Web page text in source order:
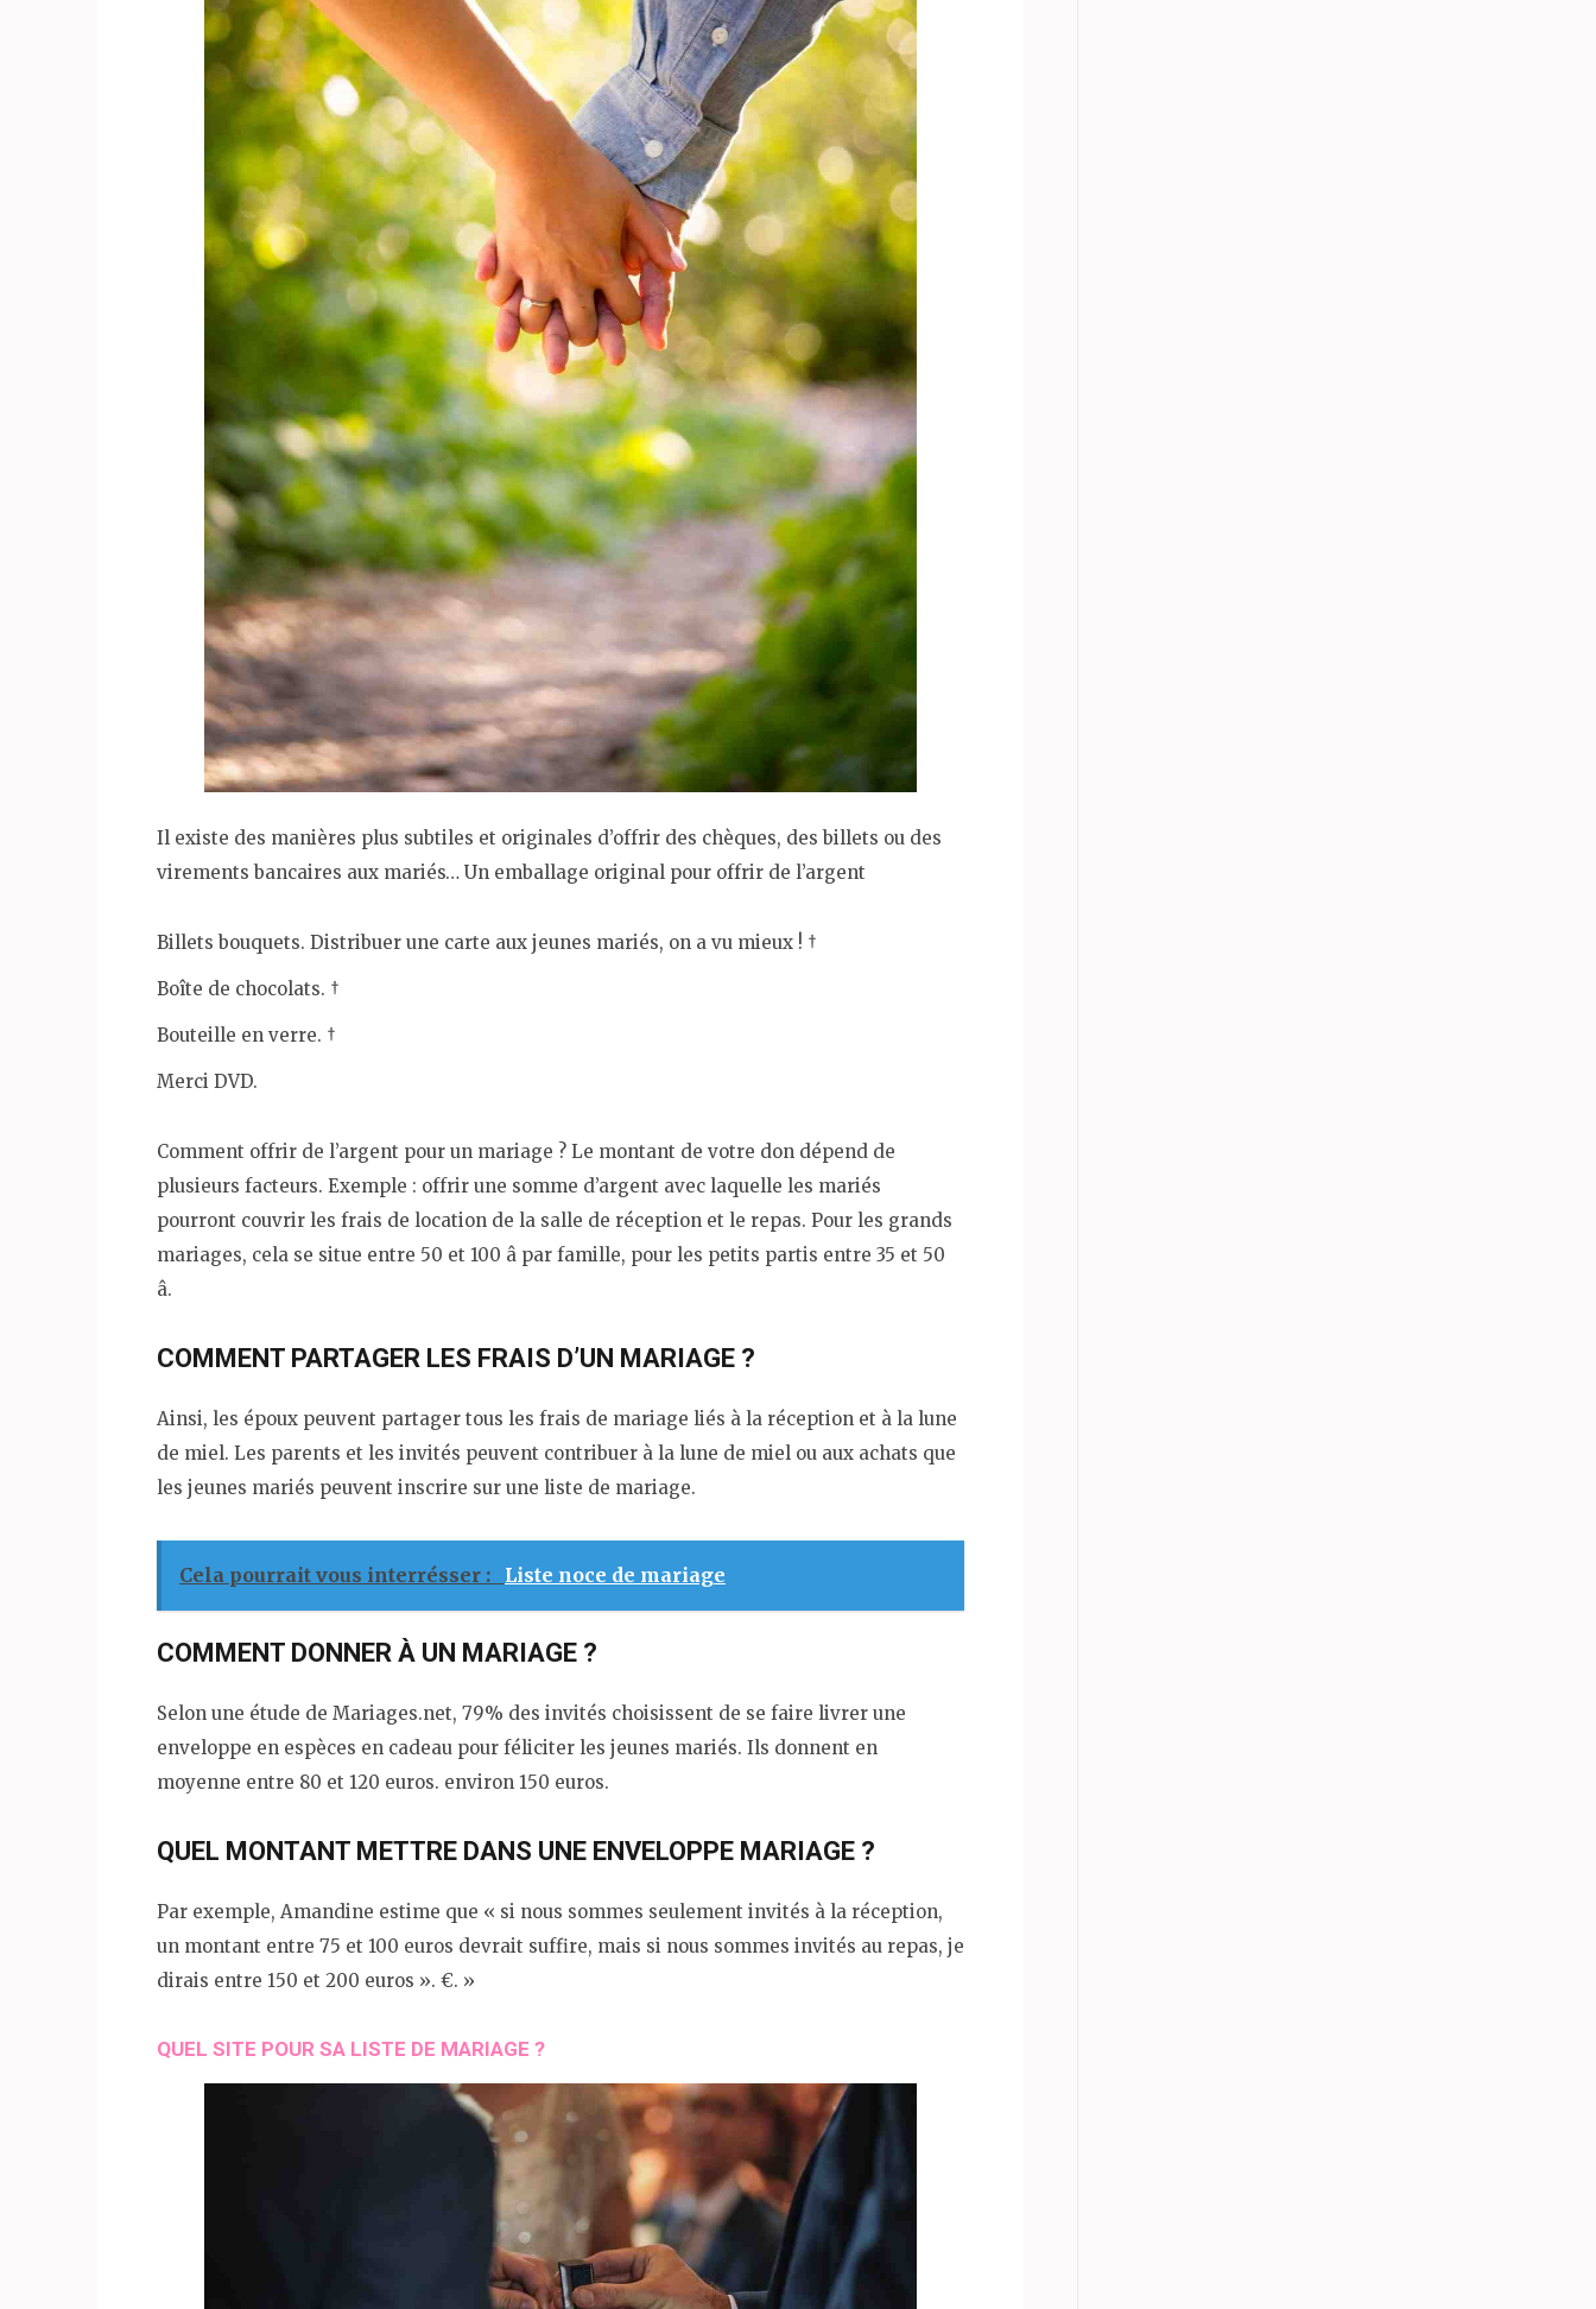
Il existe des manières plus subtiles et originales d’offrir des chèques, des billets ou des
virements bancaires aux mariés… Un emballage original pour offrir de l’argent
Billets bouquets. Distribuer une carte aux jeunes mariés, on a vu mieux ! †
Boîte de chocolats. †
Bouteille en verre. †
Merci DVD.
Comment offrir de l’argent pour un mariage ? Le montant de votre don dépend de
plusieurs facteurs. Exemple : offrir une somme d’argent avec laquelle les mariés
pourront couvrir les frais de location de la salle de réception et le repas. Pour les grands
mariages, cela se situe entre 50 et 100 â par famille, pour les petits partis entre 35 et 50
â.
COMMENT PARTAGER LES FRAIS D’UN MARIAGE ?
Ainsi, les époux peuvent partager tous les frais de mariage liés à la réception et à la lune
de miel. Les parents et les invités peuvent contribuer à la lune de miel ou aux achats que
les jeunes mariés peuvent inscrire sur une liste de mariage.
Cela pourrait vous interrésser : Liste noce de mariage
COMMENT DONNER À UN MARIAGE ?
Selon une étude de Mariages.net, 79% des invités choisissent de se faire livrer une
enveloppe en espèces en cadeau pour féliciter les jeunes mariés. Ils donnent en
moyenne entre 80 et 120 euros. environ 150 euros.
QUEL MONTANT METTRE DANS UNE ENVELOPPE MARIAGE ?
Par exemple, Amandine estime que « si nous sommes seulement invités à la réception,
un montant entre 75 et 100 euros devrait suffire, mais si nous sommes invités au repas, je
dirais entre 150 et 200 euros ». €. »
QUEL SITE POUR SA LISTE DE MARIAGE ?